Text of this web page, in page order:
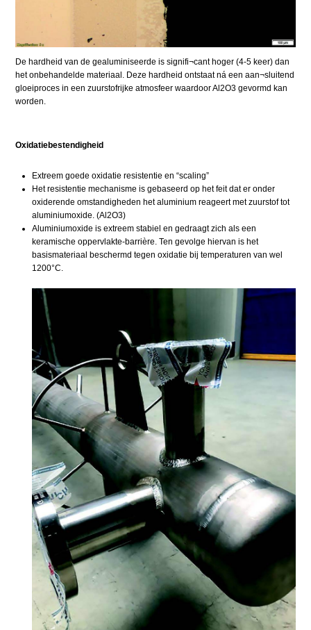
De hardheid van de gealuminiseerde is signifi¬cant hoger (4-5 keer) dan
het onbehandelde materiaal. Deze hardheid ontstaat ná een aan¬sluitend
gloeiproces in een zuurstofrijke atmosfeer waardoor Al2O3 gevormd kan
worden.
Oxidatiebestendigheid
Extreem goede oxidatie resistentie en “scaling”
Het resistentie mechanisme is gebaseerd op het feit dat er onder
oxiderende omstandigheden het aluminium reageert met zuurstof tot
aluminiumoxide. (Al2O3)
Aluminiumoxide is extreem stabiel en gedraagt zich als een
keramische oppervlakte-barrière. Ten gevolge hiervan is het
basismateriaal beschermd tegen oxidatie bij temperaturen van wel
1200°C.